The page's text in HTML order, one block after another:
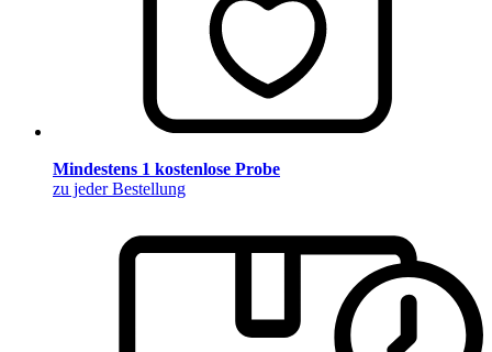
Mindestens 1 kostenlose Probe
zu jeder Bestellung